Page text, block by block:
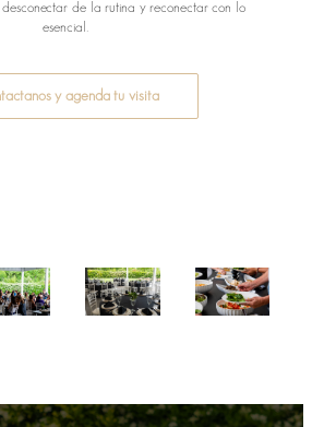
de la rutina y reconectar con lo
esencial.
y agenda tu visita